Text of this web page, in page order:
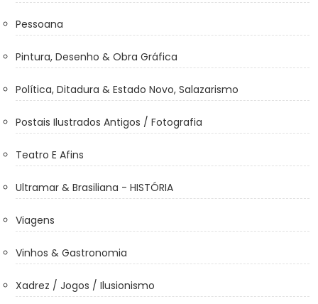
Pessoana
Pintura, Desenho & Obra Gráfica
Política, Ditadura & Estado Novo, Salazarismo
Postais Ilustrados Antigos / Fotografia
Teatro E Afins
Ultramar & Brasiliana - HISTÓRIA
Viagens
Vinhos & Gastronomia
Xadrez / Jogos / Ilusionismo